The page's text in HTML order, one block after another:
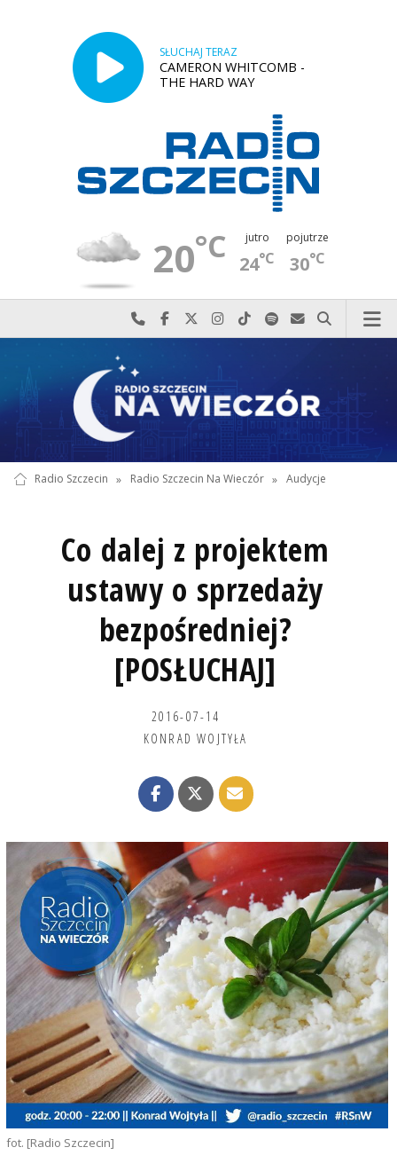
SŁUCHAJ TERAZ
CAMERON WHITCOMB -
THE HARD WAY
20°C jutro
24°C
pojutrze
30°C
Najlepiej po prostu do nas zadzwoń
Odwiedź nas na Facebook-u
Odwiedź nas na X
Odwiedź nas na Instagram-ie
Odwiedź nas na TikTok-u
Szukaj nas na Spotify
Wyślij do nas
Szukaj
Radio Szczecin » Radio Szczecin Na Wieczór » Audycje
Co dalej z projektem
ustawy o sprzedaży
bezpośredniej?
[POSŁUCHAJ]
2016-07-14
KONRAD WOJTYŁA
fot. [Radio Szczecin]